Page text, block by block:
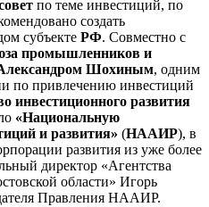
по теме инвестиций, по
создать
субъекте РФ. Совместно с
промышленников и
Шохиным, одним
по привлечению инвестиций
инвестиционного развития
«Национальную
и развития» (НААИР), в
развития из уже более
директор «Агентства
области» Игорь
Правления НААИР.